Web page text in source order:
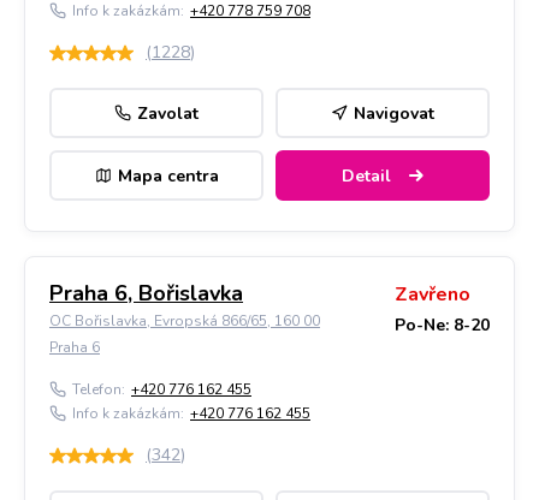
Info k zakázkám: +420 778 759 708
(1228)
Zavolat Navigovat
Mapa centra Detail
Praha 6, Bořislavka
OC Bořislavka, Evropská 866/65, 160 00
Praha 6
Zavřeno
Po-Ne: 8-20
Telefon: +420 776 162 455
Info k zakázkám: +420 776 162 455
(342)